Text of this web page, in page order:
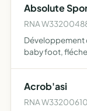
sous…
Absolute
RNA
Développement
baby foot,
Acrob'asi
RNA